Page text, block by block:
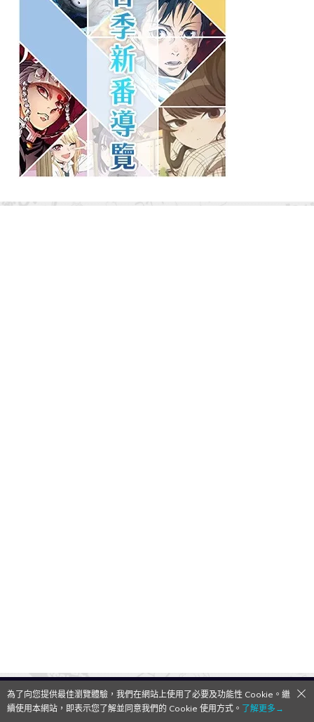
QooApp Limited © 2026
為了向您提供最佳瀏覽體驗，我們在網站上使用了必要及功能性 Cookie。繼
續使用本網站，即表示您了解並同意我們的 Cookie 使用方式。 了解更多→